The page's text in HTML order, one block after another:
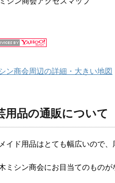
ン商会周辺の詳細・大きい地図
用品の通販について
イド用品はとても幅広いので
ミシン商会にお目当てのもの